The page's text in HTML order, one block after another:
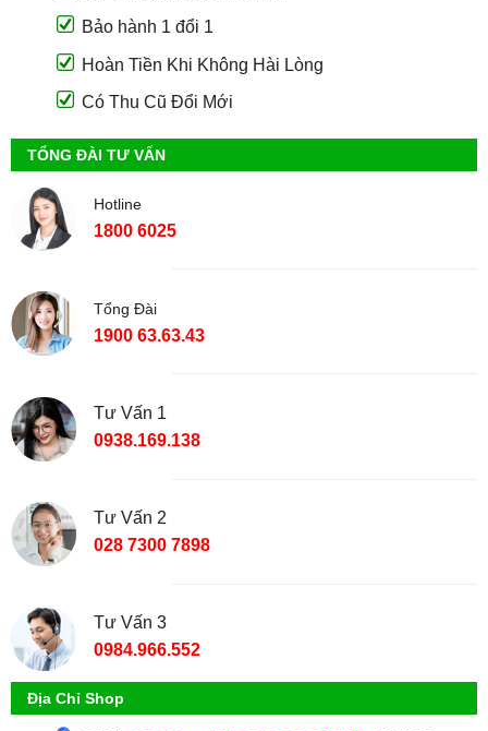
Bảo hành 1 đổi 1
Hoàn Tiền Khi Không Hài Lòng
Có Thu Cũ Đổi Mới
TỔNG ĐÀI TƯ VẤN
Hotline
1800 6025
Tổng Đài
1900 63.63.43
Tư Vấn 1
0938.169.138
Tư Vấn 2
028 7300 7898
Tư Vấn 3
0984.966.552
Địa Chỉ Shop